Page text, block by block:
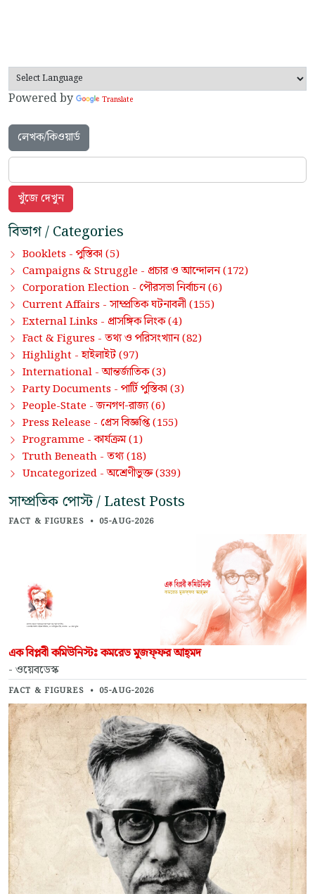
Powered by Translate
লেখক/কিওয়ার্ড
বিভাগ / Categories
Booklets - পুস্তিকা (5)
Campaigns & Struggle - প্রচার ও আন্দোলন(172)
Corporation Election - পৌরসভা নির্বাচন(6)
Current Affairs - সাম্প্রতিক ঘটনাবলী (155)
External Links - প্রাসঙ্গিক লিংক(4)
Fact & Figures - তথ্য ও পরিসংখ্যান(82)
Highlight -হাইলাইট(97)
International -আন্তর্জাতিক(3)
Party Documents - পার্টি পুস্তিকা (3)
People-State -জনগণ-রাজ্য(6)
Press Release - প্রেস বিজ্ঞপ্তি(155)
Programme -কার্যক্রম(1)
Truth Beneath - তথ্য(18)
Uncategorized -অশ্রেণীভুক্ত(339)
সাম্প্রতিক পোস্ট / Latest Posts
FACT & FIGURES • 05-AUG-2026
এক বিপ্লবী কমিউনিস্টঃ কমরেড মুজফ্‌ফর আহ্‌মদ
- ওয়েবডেস্ক
FACT & FIGURES • 05-AUG-2026